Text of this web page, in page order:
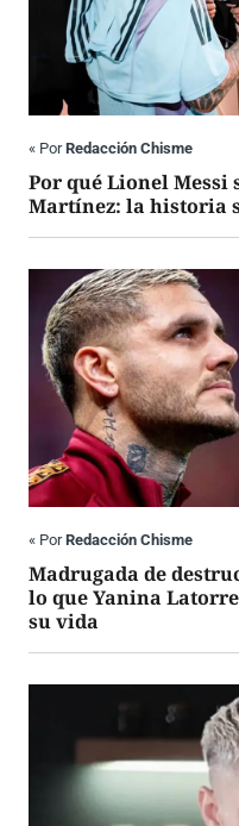
« PorRedacción Chisme
Por qué Lionel Messi
Martínez: la historia
« PorRedacción Chisme
Madrugada de
lo que Yanina
su vida